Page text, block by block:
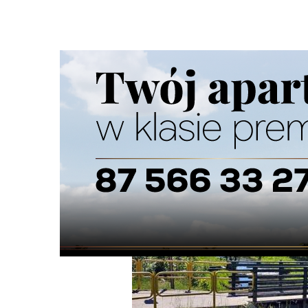
Ścieżka
nawigacyjna
Strona główna
Z ŻYCIA MIASTA 08/06/2026/ 0 Komentarzy
Kładka nad Czarną Hańczą - najpierw